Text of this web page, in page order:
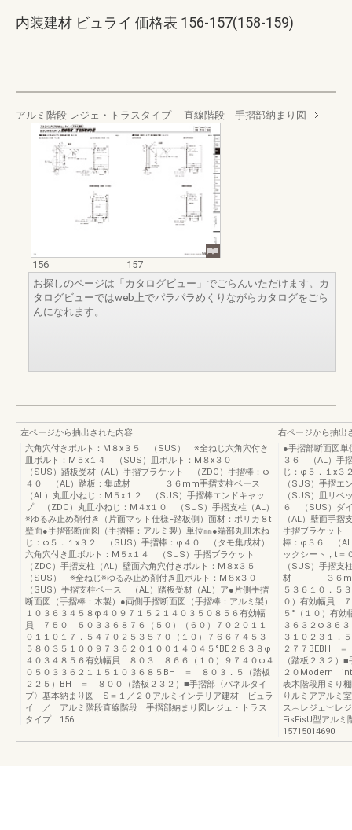
内装建材 ビュライ 価格表 156-157(158-159)
アルミ階段 レジェ・トラスタイプ 直線階段 手摺部納まり図
156
157
お探しのページは「カタログビュー」でごらんいただけます。カ
タログビューではweb上でパラパラめくりながらカタログをごら
んになれます。
左ページから抽出された内容
六角穴付きボルト：M８x３５ （SUS） ※全ねじ六角穴付き
皿ボルト：M５x１４ （SUS）皿ボルト：M８x３０
（SUS）踏板受材（AL）手摺ブラケット （ZDC）手摺棒：φ
４０ （AL）踏板：集成材 ３６mm手摺支柱ベース
（AL）丸皿小ねじ：M５x１２ （SUS）手摺棒エンドキャッ
プ （ZDC）丸皿小ねじ：M４x１０ （SUS）手摺支柱（AL）
※ゆるみ止め剤付き（片面マット仕様−踏板側）面材：ポリカ８t
壁面●手摺部断面図（手摺棒：アルミ製）単位㎜●端部丸皿木ね
じ：φ５．１x３２ （SUS）手摺棒：φ４０ （タモ集成材）
六角穴付き皿ボルト：M５x１４ （SUS）手摺ブラケット
（ZDC）手摺支柱（AL）壁面六角穴付きボルト：M８x３５
（SUS） ※全ねじ※ゆるみ止め剤付き皿ボルト：M８x３０
（SUS）手摺支柱ベース （AL）踏板受材（AL）ア●片側手摺
断面図（手摺棒：木製）●両側手摺断面図（手摺棒：アルミ製）
１０３６３４５８φ４０９７１５２１４０３５０８５６有効幅
員 ７５０ ５０３３６８７６（５０）（６０）７０２０１１
０１１０１７．５４７０２５３５７０（１０）７６６７４５３
５８０３５１００９７３６２０１００１４０４５°BE２８３８φ
４０３４８５６有効幅員 ８０３ ８６６（１０）９７４０φ４
０５０３３６２１１５１０３６８５BH ＝ ８０３．５（踏板
２２５）BH ＝ ８００（踏板２３２）■手摺部〈パネルタイ
プ〉基本納まり図 S＝１／２０アルミインテリア建材 ビュラ
イ ／ アルミ階段直線階段 手摺部納まり図レジェ・トラス
タイプ 156
右ページから抽出
●手摺部断面図
３６ （AL）手
じ：φ５．１x
（SUS）手摺
（SUS）皿リ
６ （SUS）ダ
（AL）壁面手
手摺ブラケット
棒：φ３６ （AL
ックシート，t
（SUS）手摺
材 ３６mmア●
５３６１０．５
０）有効幅員 ７
５°（１０）有
３６３２φ３６
３１０２３１．
２７７BEBH
（踏板２３２）
２０Modern
表木階段用ミり
りルミアアルミ
ス︵レジェ︶レ
FisFisU型アルミ
15715014690